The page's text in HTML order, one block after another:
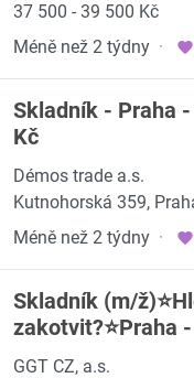
37 500 - 39 500 Kč
Méně než 2 týdny ·
Skladník - Praha
Kč
Démos trade a.s.
Kutnohorská 359,
Méně než 2 týdny ·
Skladník (m/
zakotvit?⭐️Praha
GGT CZ, a.s.